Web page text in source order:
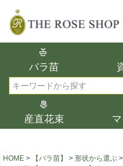
バラ苗
産直花束
在庫
在庫ありのみ表示
検索
複数の条
選択した
結果に表
タイプ、
択してく
HOME 【バラ苗】 形状から選ぶ